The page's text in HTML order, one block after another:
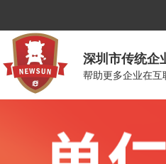
深圳市传统企
帮助更多企业在